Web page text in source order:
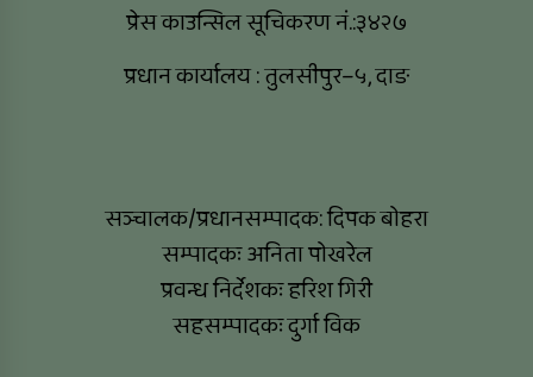
प्रेस काउन्सिल सूचिकरण नं.:३४२७
प्रधान कार्यालय : तुलसीपुर–५, दाङ
सञ्चालक/प्रधानसम्पादक: दिपक बोहरा
सम्पादकः अनिता पोखरेल
प्रवन्ध निर्देशकः हरिश गिरी
सहसम्पादकः दुर्गा विक